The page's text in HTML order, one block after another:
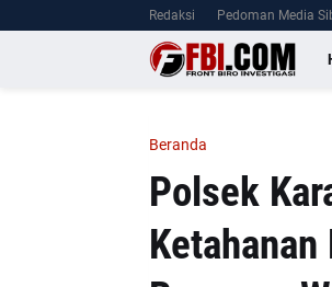
Redaksi Pedoman Media
Beranda
Polsek